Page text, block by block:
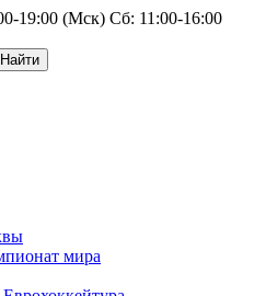
19:00 (Мск) Сб: 11:00-16:00
Найти
мира